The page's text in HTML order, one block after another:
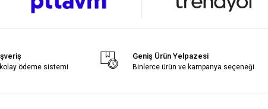
ödeme sistemi
Geniş Ürün Yelpazesi
Binlerce ürün ve kampanya seçeneği